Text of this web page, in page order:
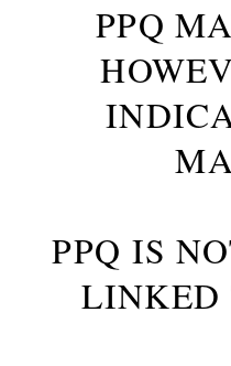
PPQ
PPQ IS
LINKED